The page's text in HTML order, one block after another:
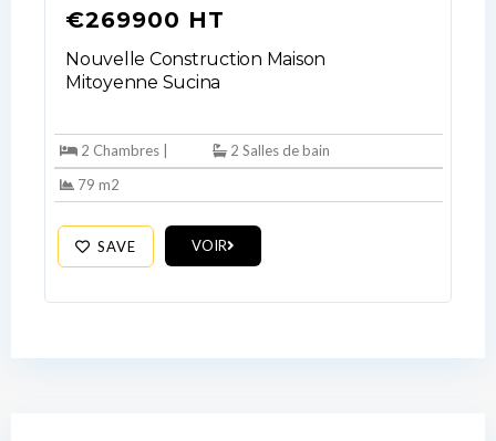
€269900 HT
Nouvelle Construction Maison
Mitoyenne Sucina
2 Chambres |
2 Salles de bain
79 m2
SAVE VOIR